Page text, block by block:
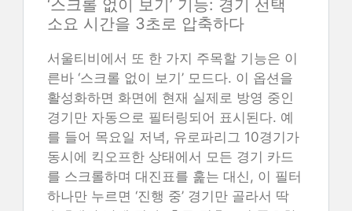
‘스크롤 없이 보기’ 기능: 경기 선택
소요 시간을 3초로 압축하다
서울티비에서 또 한 가지 주목할 기능은 이
른바 ‘스크롤 없이 보기’ 모드다. 이 옵션을
활성화하면 화면에 현재 실제로 방영 중인
경기만 자동으로 필터링되어 표시된다. 예
를 들어 목요일 저녁, 유로파리그 10경기가
동시에 킥오프한 상태에서 모든 경기 카드
를 스크롤하며 대진표를 훑는 대신, 이 필터
하나만 누르면 ‘진행 중’ 경기만 골라서 딱